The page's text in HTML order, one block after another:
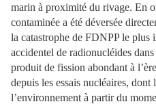
marin à proximité du rivage. En
contaminée a été déversée
la catastrophe de FDNPP le plus
accidentel de radionucléides
produit de fission abondant à
depuis les essais nucléaires, dont
l’environnement à partir du